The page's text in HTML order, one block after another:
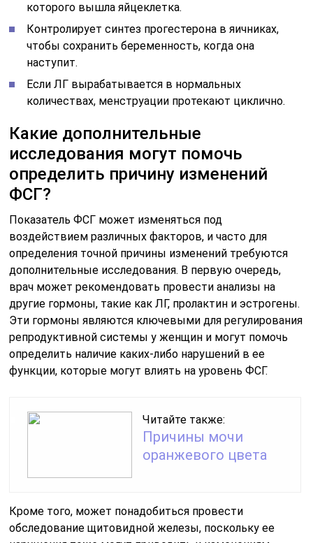
которого вышла яйцеклетка.
Контролирует синтез прогестерона в яичниках,
чтобы сохранить беременность, когда она
наступит.
Если ЛГ вырабатывается в нормальных
количествах, менструации протекают циклично.
Какие дополнительные
исследования могут помочь
определить причину изменений
ФСГ?
Показатель ФСГ может изменяться под
воздействием различных факторов, и часто для
определения точной причины изменений требуются
дополнительные исследования. В первую очередь,
врач может рекомендовать провести анализы на
другие гормоны, такие как ЛГ, пролактин и эстрогены.
Эти гормоны являются ключевыми для регулирования
репродуктивной системы у женщин и могут помочь
определить наличие каких-либо нарушений в ее
функции, которые могут влиять на уровень ФСГ.
Читайте также:
Причины мочи
оранжевого цвета
Кроме того, может понадобиться провести
обследование щитовидной железы, поскольку ее